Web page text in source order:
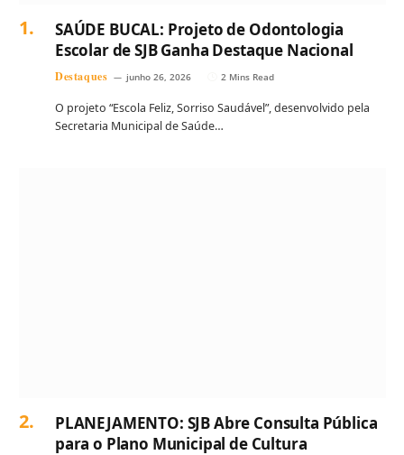
SAÚDE BUCAL: Projeto de Odontologia
Escolar de SJB Ganha Destaque Nacional
Destaques junho 26, 2026 2 Mins Read
O projeto “Escola Feliz, Sorriso Saudável”, desenvolvido pela
Secretaria Municipal de Saúde…
PLANEJAMENTO: SJB Abre Consulta Pública
para o Plano Municipal de Cultura